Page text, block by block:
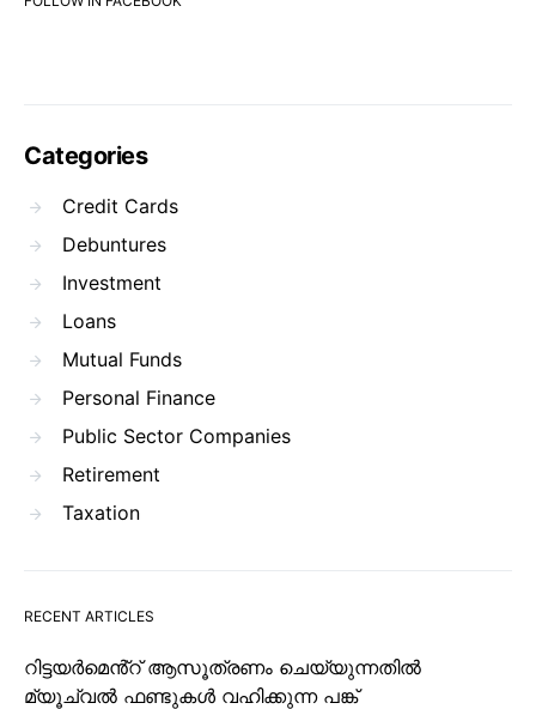
Categories
Credit Cards
Debuntures
Investment
Loans
Mutual Funds
Personal Finance
Public Sector Companies
Retirement
Taxation
RECENT ARTICLES
റിട്ടയർമെൻ്റ് ആസൂത്രണം ചെയ്യുന്നതിൽ
മ്യൂച്വൽ ഫണ്ടുകൾ വഹിക്കുന്ന പങ്ക്